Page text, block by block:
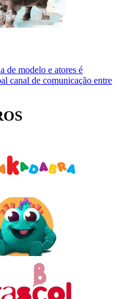
de modelo e atores é
canal de comunicação entre